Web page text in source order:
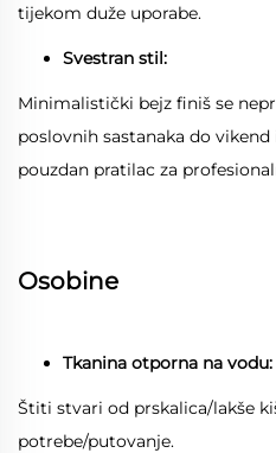
tijekom duže uporabe.
Svestran stil:
Minimalistički bejz finiš se
poslovnih sastanaka do
pouzdan pratilac za
Osobine
Tkanina otporna na vodu:
Štiti stvari od prskalica/lakše
potrebe/putovanje.